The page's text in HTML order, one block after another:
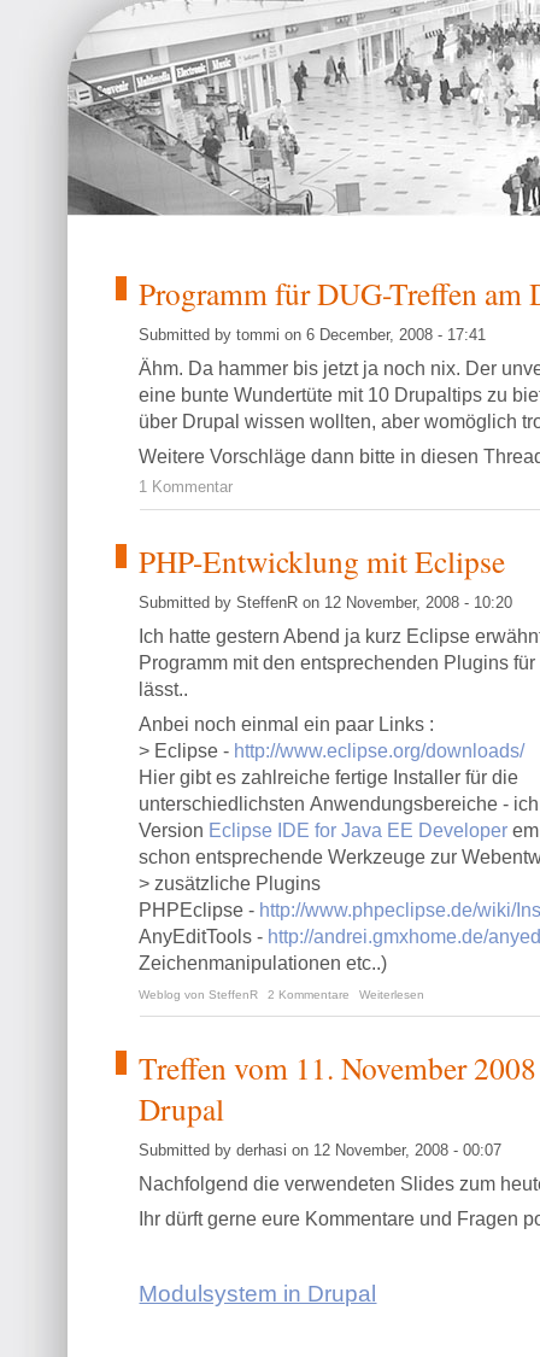
Programm für DUG-Treffen am
Submitted by tommi on 6 December, 2008 - 17:41
Ähm. Da hammer bis jetzt ja noch nix. Der
eine bunte Wundertüte mit 10 Drupaltips zu
über Drupal wissen wollten, aber womöglich
Weitere Vorschläge dann bitte in diesen
1 Kommentar
PHP-Entwicklung mit Eclipse
Submitted by SteffenR on 12 November, 2008 - 10:20
Ich hatte gestern Abend ja kurz Eclipse
Programm mit den entsprechenden Plugins
lässt..
Anbei noch einmal ein paar Links :
> Eclipse - http://www.eclipse.org/downloads/
Hier gibt es zahlreiche fertige Installer für die
unterschiedlichsten Anwendungsbereiche -
Version Eclipse IDE for Java EE Developer
schon entsprechende Werkzeuge zur
> zusätzliche Plugins
PHPEclipse - http://www.phpeclipse.de/wiki/
AnyEditTools - http://andrei.gmxhome.de/
Zeichenmanipulationen etc..)
Weblog von SteffenR 2 Kommentare Weiterlesen
Treffen vom 11. November
Drupal
Submitted by derhasi on 12 November, 2008 - 00:07
Nachfolgend die verwendeten Slides zum
Ihr dürft gerne eure Kommentare und Fragen
Modulsystem in Drupal